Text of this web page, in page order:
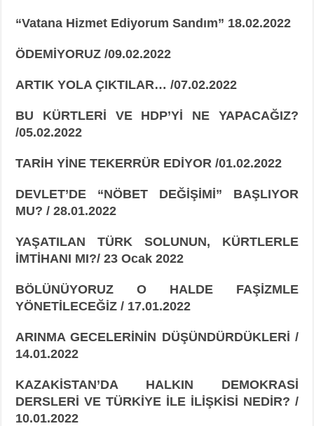
“Vatana Hizmet Ediyorum Sandım” 18.02.2022
ÖDEMİYORUZ /09.02.2022
ARTIK YOLA ÇIKTILAR… /07.02.2022
BU KÜRTLERİ VE HDP’Yİ NE YAPACAĞIZ?
/05.02.2022
TARİH YİNE TEKERRÜR EDİYOR /01.02.2022
DEVLET’DE “NÖBET DEĞİŞİMİ” BAŞLIYOR
MU? / 28.01.2022
YAŞATILAN TÜRK SOLUNUN, KÜRTLERLE
İMTİHANI MI?/ 23 Ocak 2022
BÖLÜNÜYORUZ O HALDE FAŞİZMLE
YÖNETİLECEĞİZ / 17.01.2022
ARINMA GECELERİNİN DÜŞÜNDÜRDÜKLERİ /
14.01.2022
KAZAKİSTAN’DA HALKIN DEMOKRASİ
DERSLERİ VE TÜRKİYE İLE İLİŞKİSİ NEDİR? /
10.01.2022